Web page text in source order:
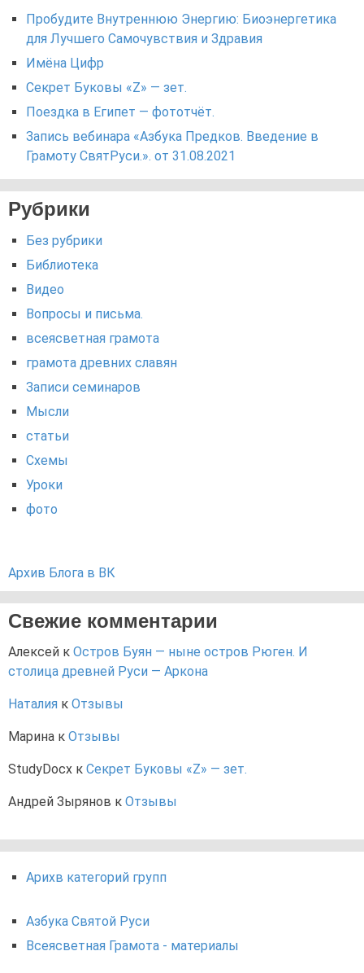
Пробудите Внутреннюю Энергию: Биоэнергетика
для Лучшего Самочувствия и Здравия
Имёна Цифр
Секрет Буковы «Z» — зет.
Поездка в Египет — фототчёт.
Запись вебинара «Азбука Предков. Введение в
Грамоту СвятРуси.». от 31.08.2021
Рубрики
Без рубрики
Библиотека
Видео
Вопросы и письма.
всеясветная грамота
грамота древних славян
Записи семинаров
Мысли
статьи
Схемы
Уроки
фото
Архив Блога в ВК
Свежие комментарии
Алексей к Остров Буян — ныне остров Рюген. И
столица древней Руси — Аркона
Наталия к Отзывы
Марина к Отзывы
StudyDocx к Секрет Буковы «Z» — зет.
Андрей Зырянов к Отзывы
Арихв категорий групп
Азбука Святой Руси
Всеясветная Грамота - материалы